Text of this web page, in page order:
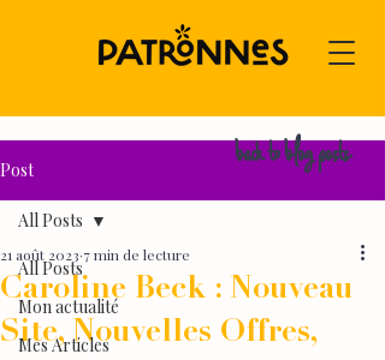
Post
All Posts
Mon actualité
Mes Articles
All Posts
Caroline Beck : Nouveau
Site, Nouvelles Offres,
21 août 2023 7 min de lecture
back to blog posts